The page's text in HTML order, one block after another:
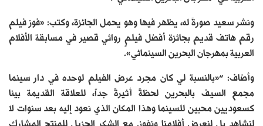
ونشر سعيد صورةً له، يظهر فيها وهو يحمل الجائزة، وكتب: «فوز فيلم
رقم هاتف قديم بجائزة أفضل فيلمٍ روائي قصير في مسابقة الأفلام
العربية بمهرجان البحرين السينمائي».
وأضاف: “«بالنسبة لي كان مجرد عرض الفيلم لوحده في دار سينما
مجمع السيف بالبحرين لحظةً أثيرةً جداً، للعلاقة القديمة بينا
كسعوديين محبين للسينما وهذا المكان الذي نعود إليه بعد سنوات لا
لنشاهد بل لنعرض أفلامنا ونفوز. مع الشكر الجزيل للمنتج المشارك